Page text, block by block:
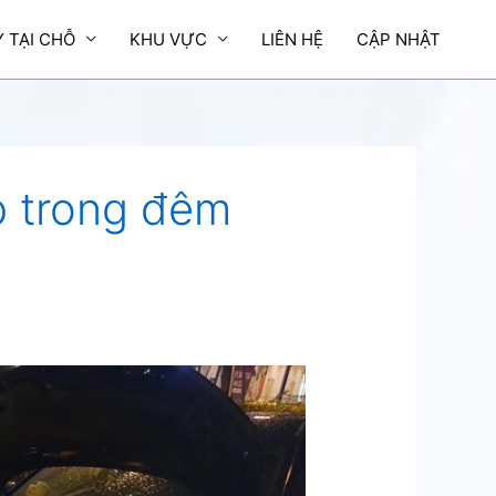
TẠI CHỖ KHU VỰC LIÊN HỆ CẬP NHẬT
trong đêm